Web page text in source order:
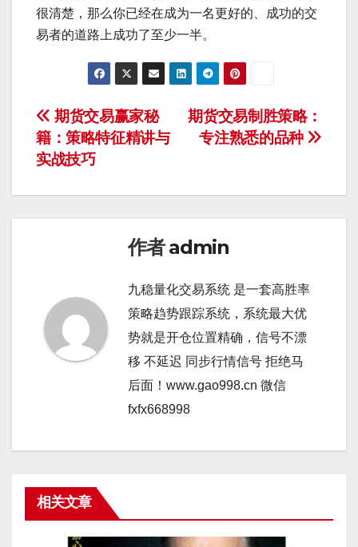
很清楚，那么你已经在成为一名更好的、成功的交
易者的道路上成功了至少一半。
文
章
导
期货交易制胜策略：
专注熟悉的品种
期货交易赢家秘
籍：策略特征精讲与
实战技巧
作者admin
九稳量化交易系统 是一套高胜率
策略趋势跟踪系统，系统最大优
势就是开仓位置精确，信号不漂
移 不延迟 同步行情信号 拒绝马
后面！www.gao998.cn 微信
fxfx668998
相关文章